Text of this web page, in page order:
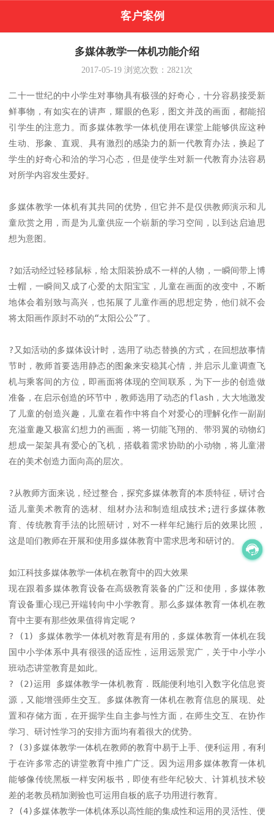
客户案例
多媒体教学一体机功能介绍
2017-05-19 浏览次数： 2821次
二十一世纪的中小学生对事物具有极强的好奇心，十分容易接受新
鲜事物，有如实在的讲声，耀眼的色彩，图文并茂的画面，都能招
引学生的注意力。而多媒体教学一体机使用在课堂上能够供应这种
生动、形象、直观、具有激烈的感染力的新一代教育办法，换起了
学生的好奇心和洽的学习心态，但是使学生对新一代教育办法容易
对所学内容发生爱好。
多媒体教学一体机有其共同的优势，但它并不是仅供教师演示和儿
童欣赏之用，而是为儿童供应一个崭新的学习空间，以到达启迪思
想为意图。
?如活动经过轻移鼠标，给太阳装扮成不一样的人物，一瞬间带上博
士帽，一瞬间又成了心爱的太阳宝宝，儿童在画面的改变中，不断
地体会着别致与高兴，也拓展了儿童作画的思想定势，他们就不会
将太阳画作原封不动的“太阳公公”了。
?又如活动的多媒体设计时，选用了动态替换的方式，在回想故事情
节时，教师首要选用静态的图象来安稳其心情，并启示儿童调查飞
机与乘客间的方位，即画面将体现的空间联系，为下一步的创造做
准备，在启示创造的环节中，教师选用了动态的flash，大大地激发
了儿童的创造兴趣，儿童在着作中将自个对爱心的理解化作一副副
充溢童趣又极富幻想力的画面，将一切能飞翔的、带羽翼的动物幻
想成一架架具有爱心的飞机，搭载着需求协助的小动物，将儿童潜
在的美术创造力面向高的层次。
?从教师方面来说，经过整合，探究多媒体教育的本质特征，研讨合
适儿童美术教育的选材、组材办法和制造组成技术;进行多媒体教
育、传统教育手法的比照研讨，对不一样年纪施行后的效果比照，
这是咱们教师在开展和使用多媒体教育中需求思考和研讨的。
如江科技多媒体教学一体机在教育中的四大效果
现在跟着多媒体教育设备在高级教育装备的广泛和使用，多媒体教
育设备重心现已开端转向中小学教育。那么多媒体教育一体机在教
育中主要有那些效果值得肯定呢？
? (1) 多媒体教学一体机对教育是有用的，多媒体教育一体机在我
国中小学体系中具有很强的适应性，运用远景宽广，关于中小学小
班动态讲堂教育是如此。
? (2)运用 多媒体教学一体机教育．既能便利地引入数字化信息资
源，又能增强师生交互。多媒体教育一体机在教育信息的展现、处
置和存储方面，在开掘学生自主参与性方面，在师生交互、在协作
学习、研讨性学习的安排方面均有着很大的优势。
? (3)多媒体教学一体机在教师的教育中易于上手、便利运用，有利
于在许多常态的讲堂教育中推广广泛。因为运用多媒体教育一体机
能够像传统黑板一样安闲板书，即使有些年纪较大、计算机技术较
差的老教员稍加测验也可运用自板的底子功用进行教育。
? (4)多媒体教学一体机体系以高性能的集成性和运用的灵活性、便